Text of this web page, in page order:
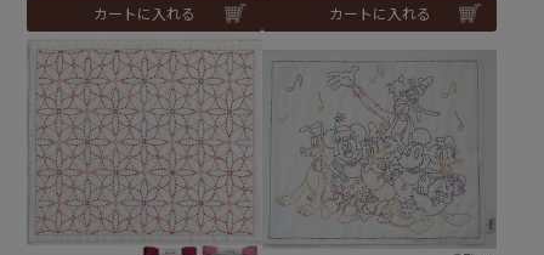
カートに入れる カートに入れる